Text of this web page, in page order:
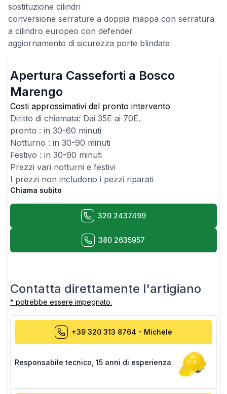
sostituzione cilindri
conversione serrature a doppia mappa con serratura
a cilindro europeo con defender
aggiornamento di sicurezza porte blindate
Apertura Casseforti a Bosco
Marengo
Costi approssimativi del pronto intervento
Diritto di chiamata: Dai 35E ai 70E.
pronto : in 30-60 minuti
Notturno : in 30-90 minuti
Festivo : in 30-90 minuti
Prezzi vari notturni e festivi
I prezzi non includono i pezzi riparati
Chiama subito
320 2437499
380 2635957
Contatta direttamente l'artigiano
* potrebbe essere impegnato.
+39 320 313 8764 - Michele
Responsabile tecnico 15 anni di esperienza